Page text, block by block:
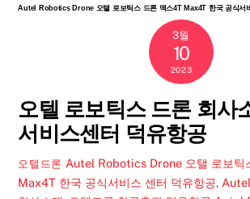
Autel Robotics Drone 오탤 로보틱스 드론 맥스4T Max4T 한국 공식서
3월
10
2023
오텔 로보틱스 드론 회사
서비스센터 덕유항공
오텔드론 Autel Robotics Drone 오탤 로보틱
Max4T 한국 공식서비스 센터 덕유항공,